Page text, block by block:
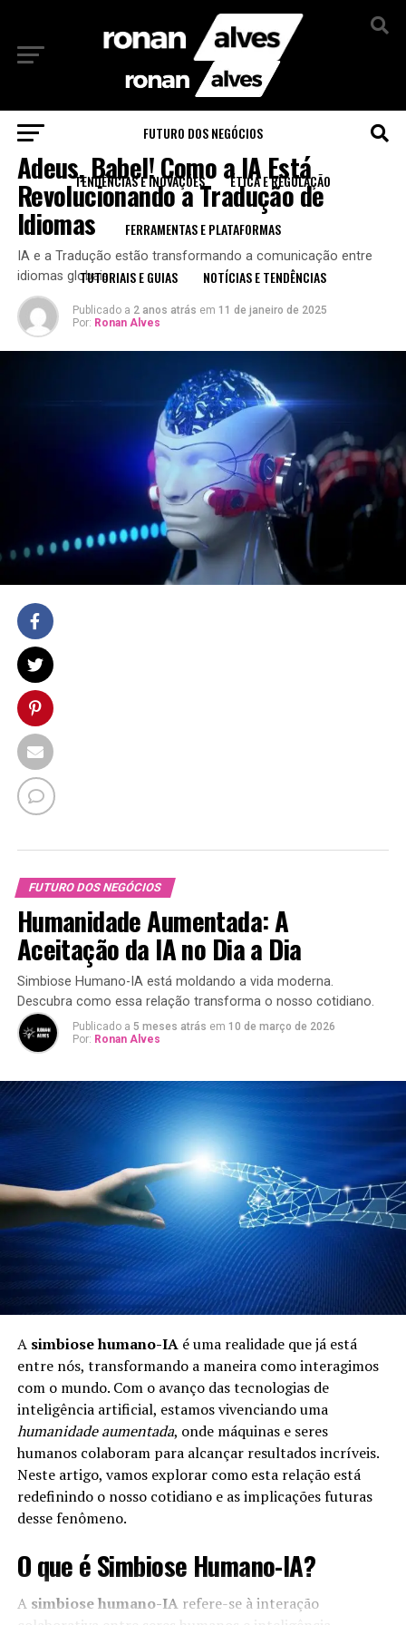
FUTURO DOS NEGÓCIOS
TENDÊNCIAS E INOVAÇÕES ÉTICA E REGULAÇÃO
FERRAMENTAS E PLATAFORMAS
TUTORIAIS E GUIAS NOTÍCIAS E TENDÊNCIAS
FUTURO DOS NEGÓCIOS
Adeus, Babel! Como a IA Está
Revolucionando a Tradução de
Idiomas
IA e a Tradução estão transformando a comunicação entre
idiomas globais.
Publicado a 2 anos atrás em 11 de janeiro de 2025
Por: Ronan Alves
FUTURO DOS NEGÓCIOS
Humanidade Aumentada: A
Aceitação da IA no Dia a Dia
Simbiose Humano-IA está moldando a vida moderna.
Descubra como essa relação transforma o nosso cotidiano.
Publicado a 5 meses atrás em 10 de março de 2026
Por: Ronan Alves
A simbiose humano-IAé uma realidade que já está
entre nós, transformando a maneira como interagimos
com o mundo. Com o avanço das tecnologias de
inteligência artificial, estamos vivenciando uma
humanidade aumentada, onde máquinas e seres
humanos colaboram para alcançar resultados incríveis.
Neste artigo, vamos explorar como esta relação está
redefinindo o nosso cotidiano e as implicações futuras
desse fenômeno.
O que é Simbiose Humano-IA?
A simbiose humano-IArefere-se à interação
Sair da versão mobile